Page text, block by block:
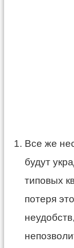
Все же
будут
типовых
потеря